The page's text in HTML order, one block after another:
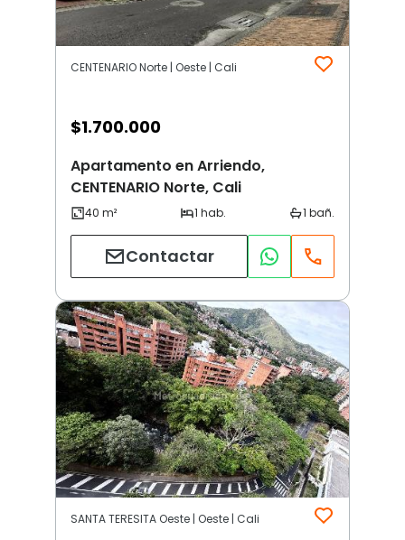
CENTENARIO Norte | Oeste | Cali
$1.700.000
Apartamento en Arriendo,
CENTENARIO Norte, Cali
Contactar
SANTA TERESITA Oeste | Oeste | Cali